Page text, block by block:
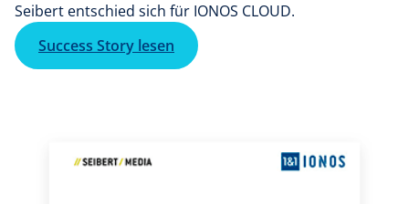
Seibert entschied sich für IONOS CLOUD.
Success Story lesen